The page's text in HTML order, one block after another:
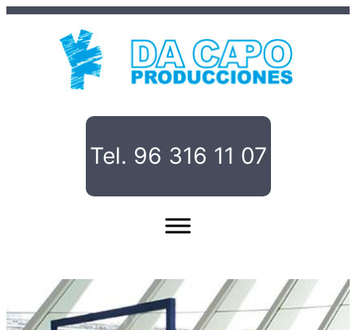
Saltar
contenido
Tel. 96 316 11 07